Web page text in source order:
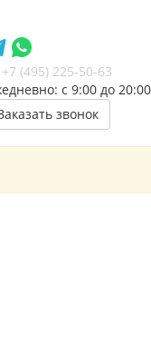
+7 (495) 225-50-63
с 9:00 до 20:00
звонок